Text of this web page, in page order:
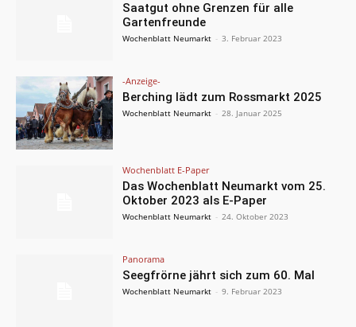
Saatgut ohne Grenzen für alle
Gartenfreunde
Wochenblatt Neumarkt - 3. Februar 2023
-Anzeige-
Berching lädt zum Rossmarkt 2025
Wochenblatt Neumarkt - 28. Januar 2025
Wochenblatt E-Paper
Das Wochenblatt Neumarkt vom 25.
Oktober 2023 als E-Paper
Wochenblatt Neumarkt - 24. Oktober 2023
Panorama
Seegfrörne jährt sich zum 60. Mal
Wochenblatt Neumarkt - 9. Februar 2023